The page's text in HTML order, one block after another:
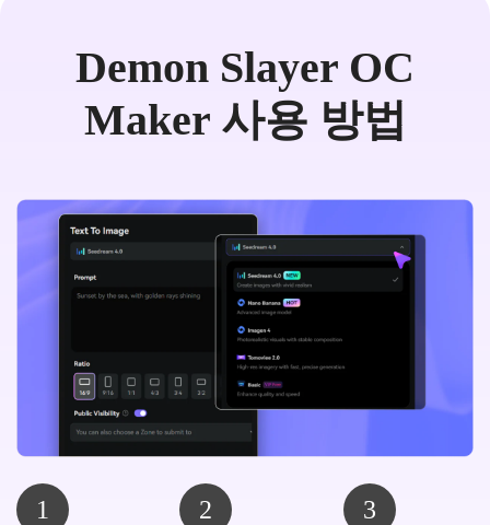
Demon Slayer OC
Maker 사용 방법
1 2 3